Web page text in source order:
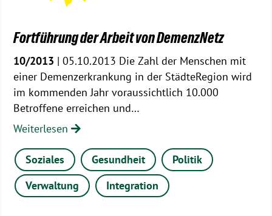
Fortführung der Arbeit von DemenzNetz
10/2013 | 05.10.2013 Die Zahl der Menschen mit
einer Demenzerkrankung in der StädteRegion wird
im kommenden Jahr voraussichtlich 10.000
Betroffene erreichen und…
Weiterlesen
Soziales Gesundheit
Politik
Verwaltung
Integration